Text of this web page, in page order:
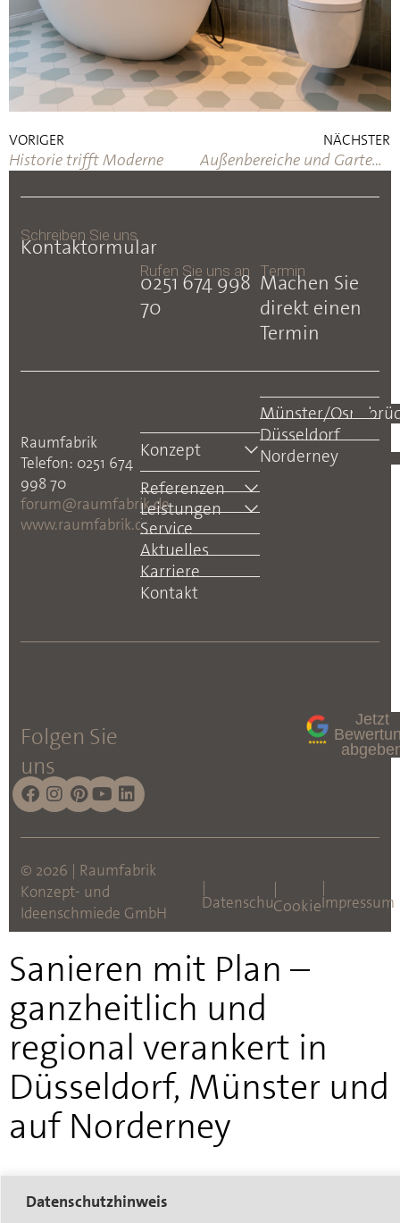
Datenschutzhinweis
VORIGER
Historie trifft Moderne
NÄCHSTER
Außenbereiche und Gartengestaltung
Schreiben Sie uns
Kontaktormular
Rufen Sie uns an
0251 674 998
70
Termin
Machen Sie
direkt einen
Termin
Raumfabrik
Telefon: 0251 674
998 70
forum@raumfabrik.de
www.raumfabrik.de
Konzept
Referenzen
Leistungen
Service
Aktuelles
Karriere
Kontakt
Münster/
Düsseldorf
Norderney
Folgen Sie
uns
Jetzt
© 2026 | Raumfabrik
Konzept- und
Ideenschmiede GmbH
|
Datenschutz
|
Cookies
|
Impressum
Sanieren mit Plan –
ganzheitlich und
regional verankert in
Düsseldorf, Münster und
auf Norderney